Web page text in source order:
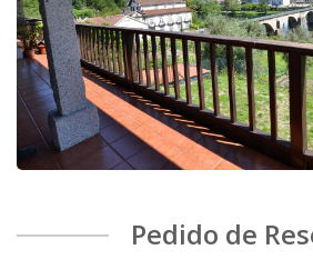
Pedido de